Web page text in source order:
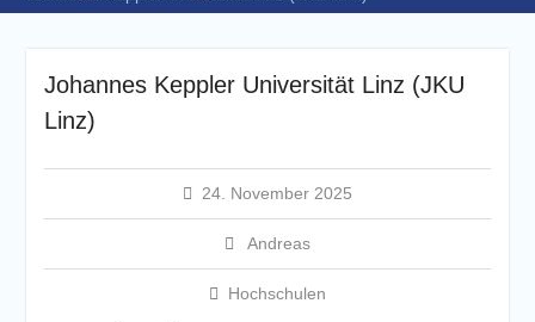
Johannes Keppler Universität Linz (JKU
Linz)
24. November 2025
Andreas
Hochschulen